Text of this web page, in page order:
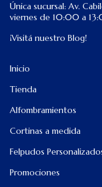
Única sucursal: Av.
viernes de 10:00 a
¡Visitá nuestro Blog!
Inicio
Tienda
Alfombramientos
Cortinas a medida
Felpudos
Promociones